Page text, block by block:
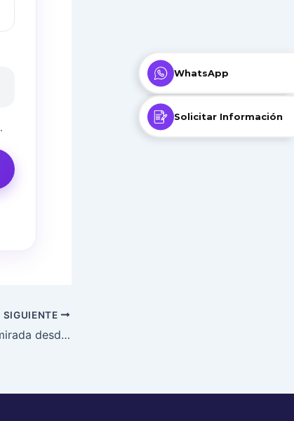
.
SIGUIENTE
Las emociones: Una mirada desde las neurociencias
WhatsApp
Solicitar Información